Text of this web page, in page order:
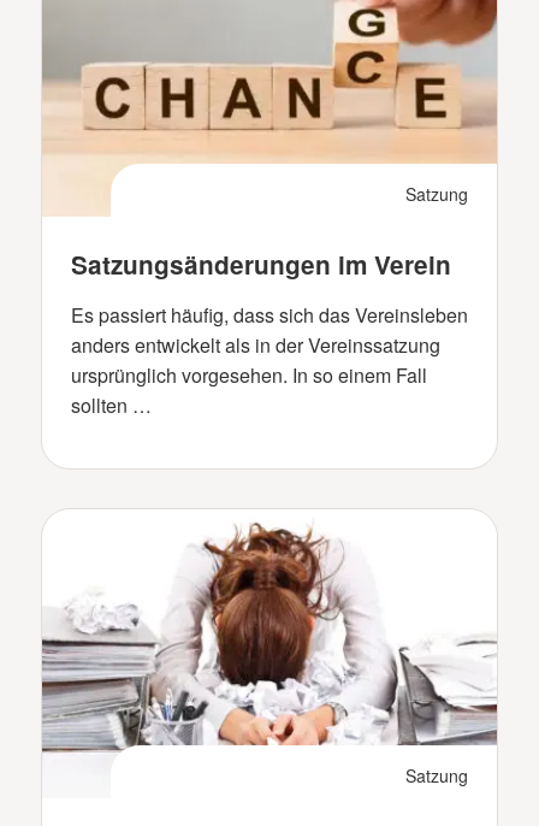
Satzung
Satzungsänderungen im Verein
Es passiert häufig, dass sich das Vereinsleben
anders entwickelt als in der Vereinssatzung
ursprünglich vorgesehen. In so einem Fall
sollten …
Satzung